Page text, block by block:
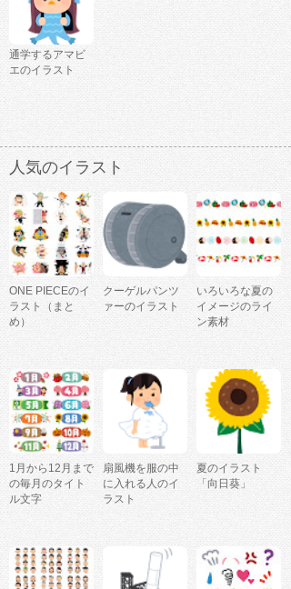
通学するアマビ
エのイラスト
人気のイラスト
ONE PIECEのイ
ラスト（まと
め）
クーゲルパンツ
ァーのイラスト
いろいろな夏の
イメージのライ
ン素材
1月から12月まで
の毎月のタイト
ル文字
扇風機を服の中
に入れる人のイ
ラスト
夏のイラスト
「向日葵」